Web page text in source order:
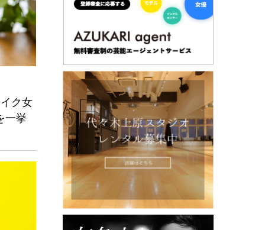
ク女
一挙